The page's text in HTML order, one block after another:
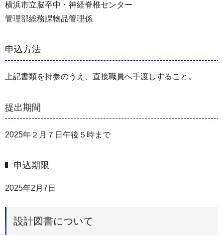
横浜市立脳卒中・神経脊椎センター
管理部総務課物品管理係
申込方法
上記書類を持参のうえ、直接職員へ手渡しすること。
提出期間
2025年２月７日午後５時まで
申込期限
2025年2月7日
設計図書について